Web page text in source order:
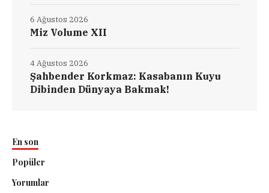
Miz Volume XII
6 Ağustos 2026
Şahbender Korkmaz: Kasabanın Kuyu
Dibinden Dünyaya Bakmak!
4 Ağustos 2026
En son
Popüler
Yorumlar